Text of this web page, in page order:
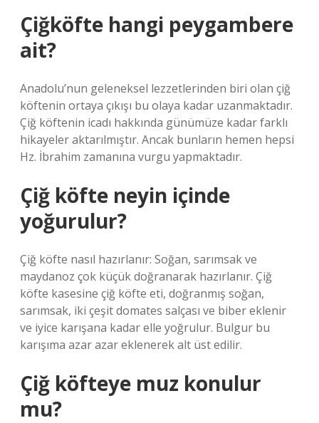
Çiğköfte hangi peygambere
ait?
Anadolu’nun geleneksel lezzetlerinden biri olan çiğ
köftenin ortaya çıkışı bu olaya kadar uzanmaktadır.
Çiğ köftenin icadı hakkında günümüze kadar farklı
hikayeler aktarılmıştır. Ancak bunların hemen hepsi
Hz. İbrahim zamanına vurgu yapmaktadır.
Çiğ köfte neyin içinde
yoğurulur?
Çiğ köfte nasıl hazırlanır: Soğan, sarımsak ve
maydanoz çok küçük doğranarak hazırlanır. Çiğ
köfte kasesine çiğ köfte eti, doğranmış soğan,
sarımsak, iki çeşit domates salçası ve biber eklenir
ve iyice karışana kadar elle yoğrulur. Bulgur bu
karışıma azar azar eklenerek alt üst edilir.
Çiğ köfteye muz konulur
mu?